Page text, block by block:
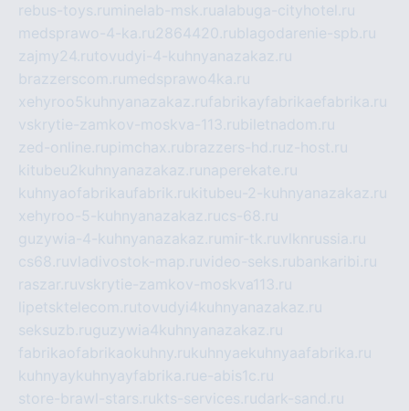
rebus-toys.ru minelab-msk.rualabuga-cityhotel.ru
medsprawo-4-ka.ru2864420.rublagodarenie-spb.ru
zajmy24.rutovudyi-4-kuhnyanazakaz.ru
brazzerscom.ru medsprawo4ka.ru
xehyroo5kuhnyanazakaz.rufabrikayfabrikaefabrika.ru
vskrytie-zamkov-moskva-113.rubiletnadom.ru
zed-online.rupimchax.rubrazzers-hd.ruz-host.ru
kitubeu2kuhnyanazakaz.ru naperekate.ru
kuhnyaofabrikaufabrik.rukitubeu-2-kuhnyanazakaz.ru
xehyroo-5-kuhnyanazakaz.rucs-68.ru
guzywia-4-kuhnyanazakaz.ru mir-tk.ruvlknrussia.ru
cs68.ruvladivostok-map.ruvideo-seks.rubankaribi.ru
raszar.ruvskrytie-zamkov-moskva113.ru
lipetsktelecom.rutovudyi4kuhnyanazakaz.ru
seksuzb.ruguzywia4kuhnyanazakaz.ru
fabrikaofabrikaokuhny.rukuhnyaekuhnyaafabrika.ru
kuhnyaykuhnyayfabrika.rue-abis1c.ru
store-brawl-stars.rukts-services.rudark-sand.ru